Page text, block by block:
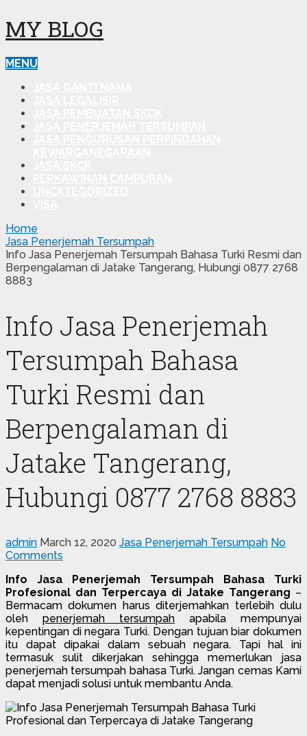
MY BLOG
MENU
Home
Jasa Penerjemah Tersumpah
Info Jasa Penerjemah Tersumpah Bahasa Turki Resmi dan
Berpengalaman di Jatake Tangerang, Hubungi 0877 2768
8883
Info Jasa Penerjemah
Tersumpah Bahasa
Turki Resmi dan
Berpengalaman di
Jatake Tangerang,
Hubungi 0877 2768 8883
admin March 12, 2020 Jasa Penerjemah Tersumpah No
Comments
Info Jasa Penerjemah Tersumpah Bahasa Turki
Profesional dan Terpercaya di Jatake Tangerang –
Bermacam dokumen harus diterjemahkan terlebih dulu
oleh penerjemah tersumpah apabila mempunyai
kepentingan di negara Turki. Dengan tujuan biar dokumen
itu dapat dipakai dalam sebuah negara. Tapi hal ini
termasuk sulit dikerjakan sehingga memerlukan jasa
penerjemah tersumpah bahasa Turki. Jangan cemas Kami
dapat menjadi solusi untuk membantu Anda.